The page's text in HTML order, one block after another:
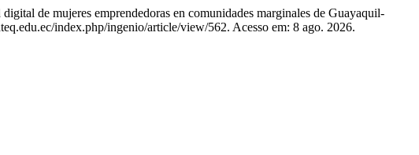
de mujeres emprendedoras en comunidades marginales de Guayaquil-
index.php/ingenio/article/view/562. Acesso em: 8 ago. 2026.